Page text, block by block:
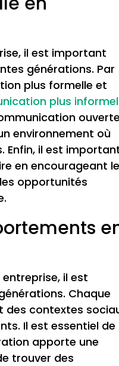
il est important
générations. Par
plus formelle et
plus
environnement où
Enfin, il est
en encourageant
opportunités
il est
Chaque
des contextes
Il est essentiel de
apporte une
trouver des